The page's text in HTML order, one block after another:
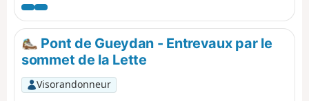
grande partie de l'étape, pour enfin rejoindre le village
perché d'Aiglun. Cette étape se déroule souvent en sous-
bois, sur des sentiers, des chemins et des routes très
peu fréquentées.
Pont de Gueydan - Entrevaux par le
sommet de la Lette
Visorandonneur